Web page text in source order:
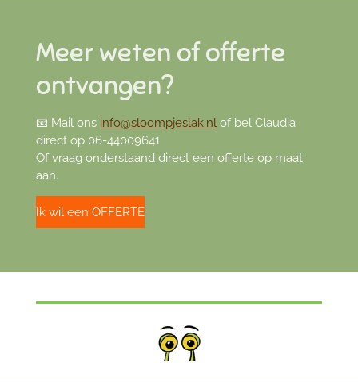
Meer weten of offerte
ontvangen?
📧 Mail ons info@sloompjeslak.nlof bel Claudia
direct op 06-44009641
Of vraag onderstaand direct een offerte op maat
aan.
Ik wil een OFFERTE